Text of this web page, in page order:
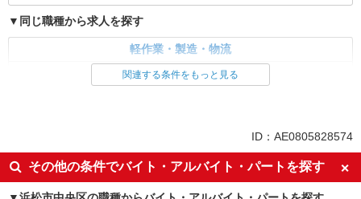
同じ職種から求人を探す
軽作業・製造・物流
入出庫・商品管理・検品・検査
車通勤OK
交通費支給
社会保険あり
関連する条件をもっと見る
ID：AE0805828574
その他の条件でバイト・アルバイト・パートを探す